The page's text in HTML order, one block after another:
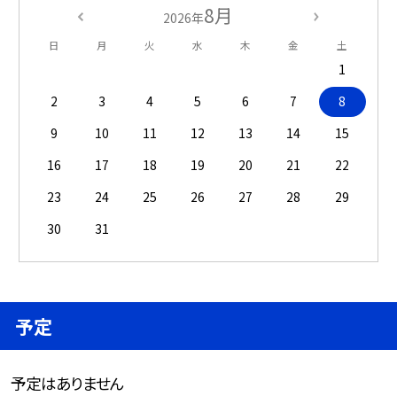
2026年8月
日 月 火 水 木 金 土
1
2
3 4 5 6 7
8
9
10 11 12 13 14
15
16
17 18 19 20 21
22
23
24 25 26 27 28
29
30
31
予定
予定はありません